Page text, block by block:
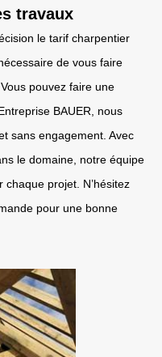
travaux
le tarif charpentier
de vous faire
pouvez faire une
BAUER, nous
sans engagement. Avec
le domaine, notre équipe
projet. N’hésitez
pour une bonne